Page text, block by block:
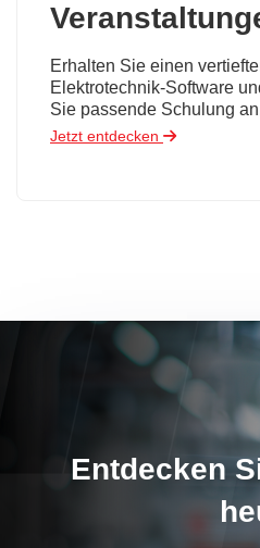
Erhalten Sie einen
Elektrotechnik-Software
Sie passende Schulung
Jetzt entdecken
Entdecken